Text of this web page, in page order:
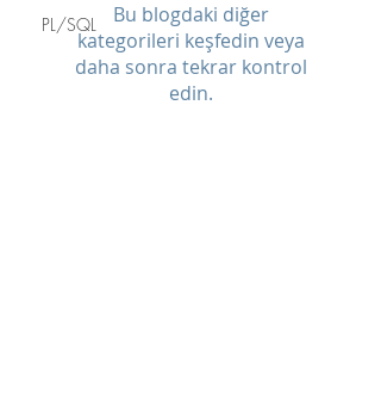
PL/SQL
Bu blogdaki diğer
kategorileri keşfedin veya
daha sonra tekrar kontrol
edin.